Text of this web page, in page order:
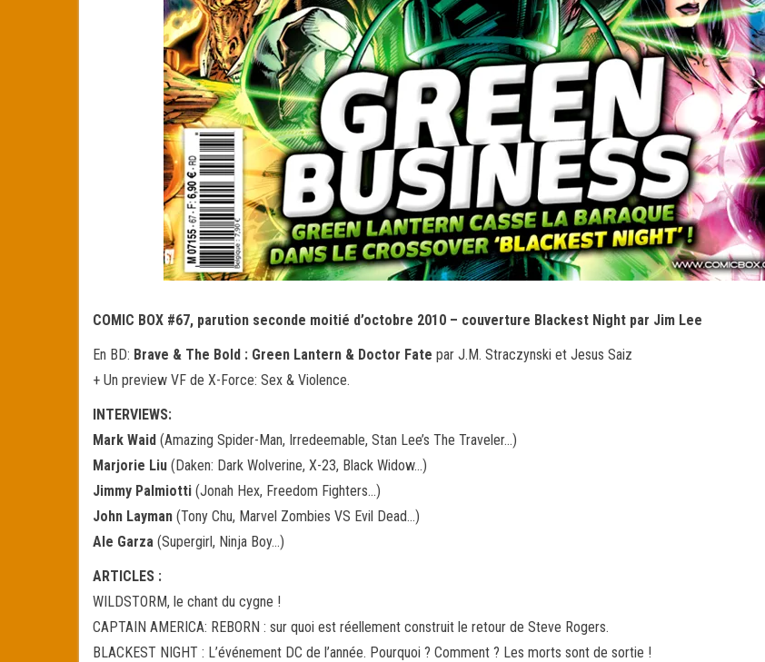
COMIC BOX #67, parution seconde moitié d’octobre 2010 – couverture Blackest Night par Jim Lee
En BD: Brave & The Bold : Green Lantern & Doctor Fate par J.M. Straczynski et Jesus Saiz
+ Un preview VF de X-Force: Sex & Violence.
INTERVIEWS:
Mark Waid (Amazing Spider-Man, Irredeemable, Stan Lee’s The Traveler…)
Marjorie Liu (Daken: Dark Wolverine, X-23, Black Widow…)
Jimmy Palmiotti (Jonah Hex, Freedom Fighters…)
John Layman (Tony Chu, Marvel Zombies VS Evil Dead…)
Ale Garza (Supergirl, Ninja Boy…)
ARTICLES :
WILDSTORM, le chant du cygne !
CAPTAIN AMERICA: REBORN : sur quoi est réellement construit le retour de Steve Rogers.
BLACKEST NIGHT : L’événement DC de l’année. Pourquoi ? Comment ? Les morts sont de sortie !